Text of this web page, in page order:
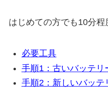
はじめての方でも10分程
必要工具
手順1：古いバッテリ
手順2：新しいバッテ